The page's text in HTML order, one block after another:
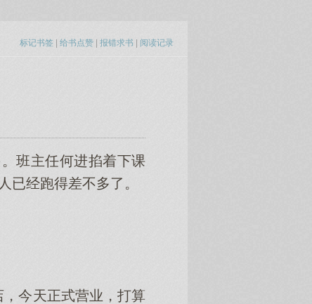
标记书签 | 给书点赞 | 报错求书 | 阅读记录
班主任何进掐着下课
已经跑得差不多了。
今天正式营业，打算